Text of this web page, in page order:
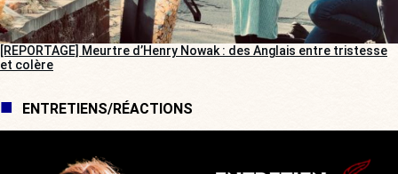
[REPORTAGE] Meurtre d’Henry Nowak : des Anglais entre tristesse
et colère
ENTRETIENS/RÉACTIONS